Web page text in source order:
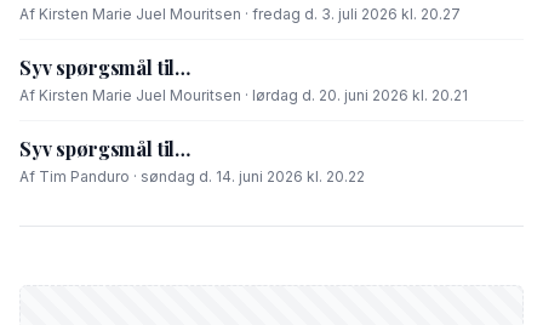
Af Kirsten Marie Juel Mouritsen · fredag d. 3. juli 2026 kl. 20.27
Syv spørgsmål til…
Af Kirsten Marie Juel Mouritsen · lørdag d. 20. juni 2026 kl. 20.21
Syv spørgsmål til…
Af Tim Panduro · søndag d. 14. juni 2026 kl. 20.22